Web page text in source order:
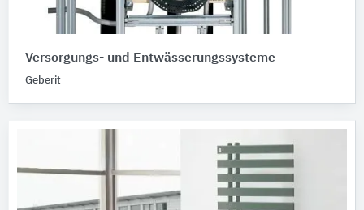
Versorgungs- und Entwässerungssysteme
Geberit